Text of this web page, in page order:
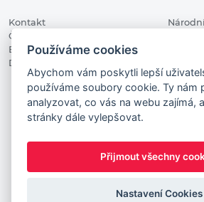
Kontakt
Členské organizace
Blog
Digitalizace ve vzdělávání
DigiKoalice 2021. All rights
Vstup do administrace
This project has received funding
Commission Innovation and Networks
Commission and the European
Používáme cookies
Abychom vám poskytli lepší
používáme soubory cookie. Ty nám
analyzovat, co vás na webu zajímá,
stránky dále vylepšovat.
Přijmout všechny
Nastavení Cookies